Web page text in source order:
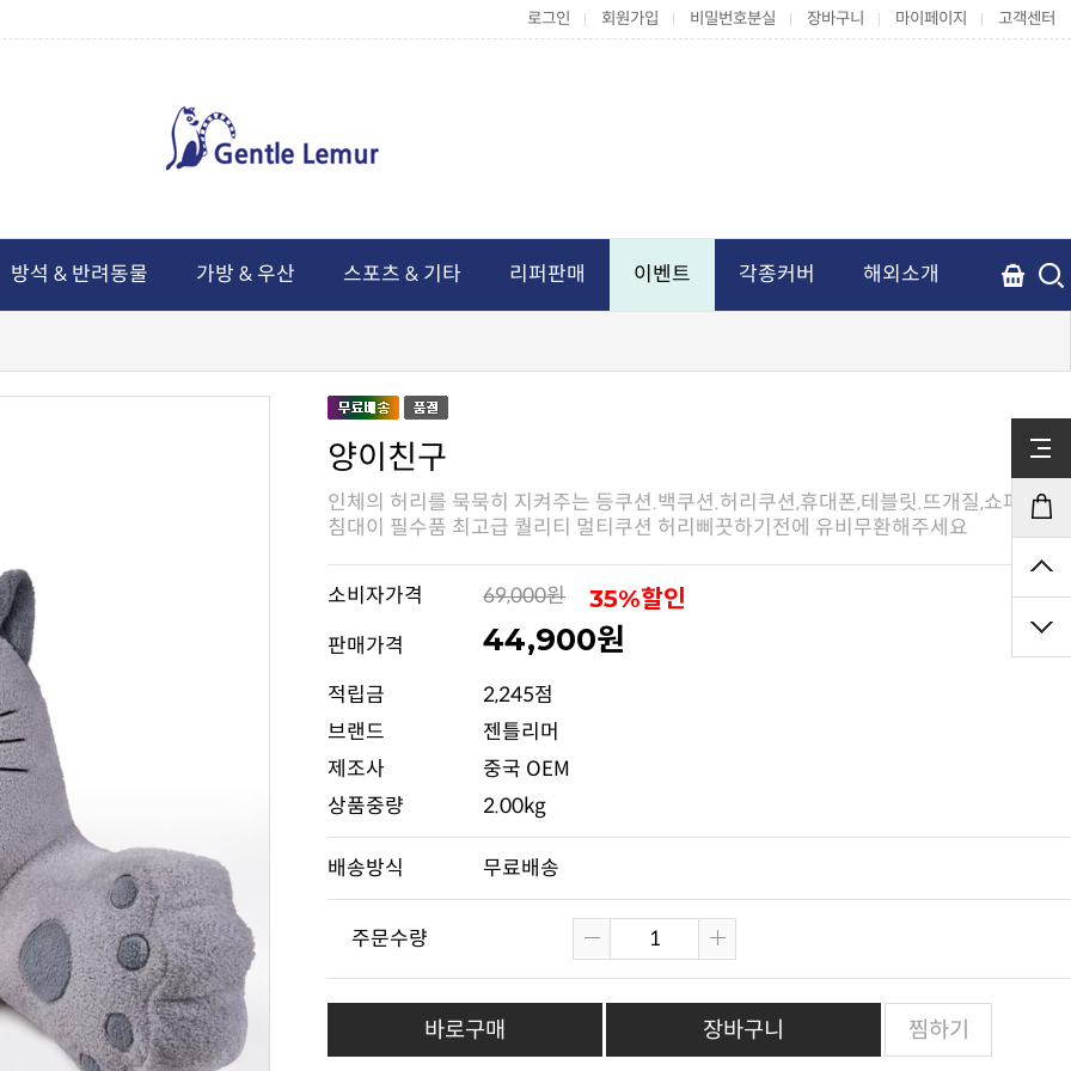
로그인 회원가입 비밀번호분실 장바구니 마이페이지 고객센터
방석 & 반려동물 가방 & 우산 스포츠 & 기타 리퍼판매 이벤트 각종커버 해외소개
양이친구
침대이 필수품 최고급 퀄리티 멀티쿠션 허리삐끗하기전에 유비무환해주세요
소비자가격 69,000원 35%할인
판매가격 44,900원
적립금
2,245점
브랜드
젠틀리머
제조사
중국 OEM
상품중량
2.00kg
배송방식 무료배송
주문수량
바로구매 장바구니 찜하기